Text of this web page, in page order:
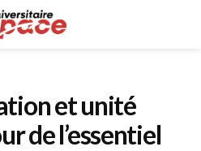
et unité
de l’essentiel